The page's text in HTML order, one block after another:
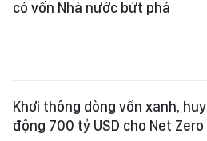
có vốn Nhà nước bứt phá
Khơi thông dòng vốn xanh, huy
động 700 tỷ USD cho Net Zero